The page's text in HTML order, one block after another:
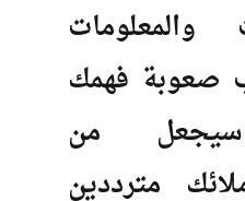
صعوبة فهمك
سيجعل من
مترددين